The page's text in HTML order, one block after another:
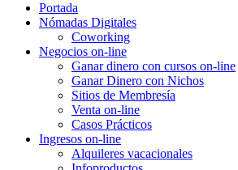
Portada
Nómadas Digitales
Coworking
Negocios on-line
Ganar dinero con cursos on-line
Ganar Dinero con Nichos
Sitios de Membresía
Venta on-line
Casos Prácticos
Ingresos on-line
Alquileres vacacionales